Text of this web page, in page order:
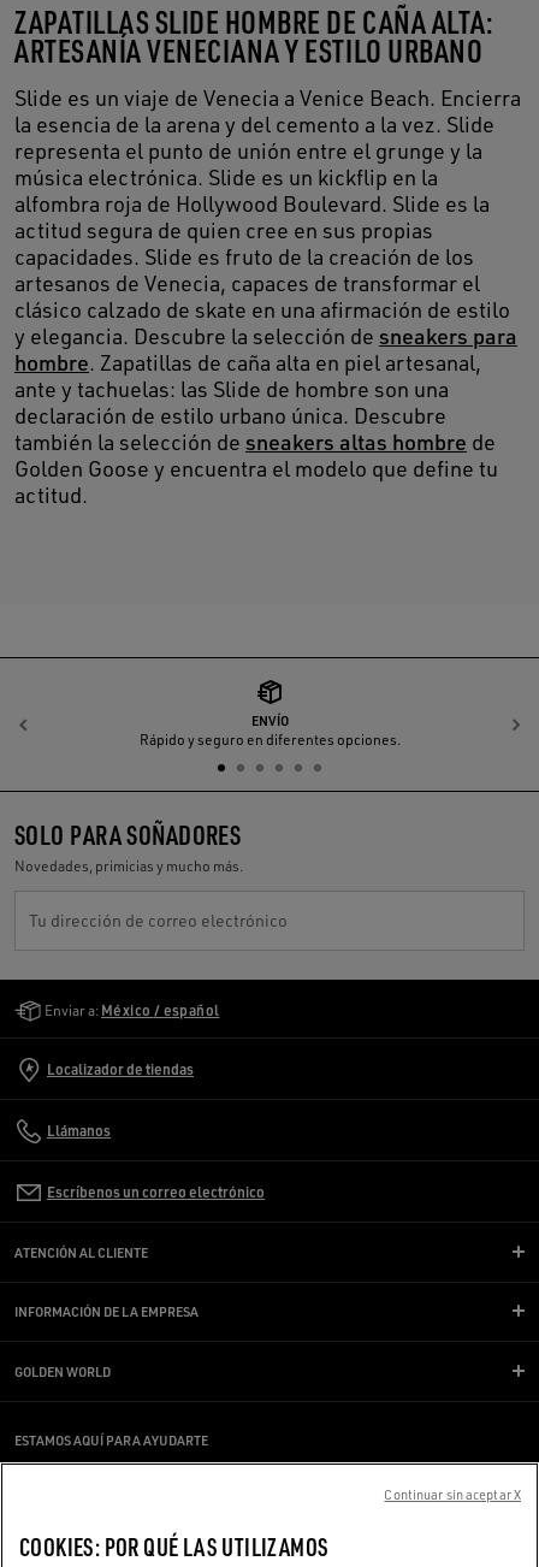
ZAPATILLAS SLIDE HOMBRE DE CAÑA ALTA:
ARTESANÍA VENECIANA Y ESTILO URBANO
Slide es un viaje de Venecia a Venice Beach. Encierra
la esencia de la arena y del cemento a la vez. Slide
representa el punto de unión entre el grunge y la
música electrónica. Slide es un kickflip en la
alfombra roja de Hollywood Boulevard. Slide es la
actitud segura de quien cree en sus propias
capacidades. Slide es fruto de la creación de los
artesanos de Venecia, capaces de transformar el
clásico calzado de skate en una afirmación de estilo
y elegancia. Descubre la selección de sneakers para
hombre. Zapatillas de caña alta en piel artesanal,
ante y tachuelas: las Slide de hombre son una
declaración de estilo urbano única. Descubre
también la selección de sneakers altas hombre de
Golden Goose y encuentra el modelo que define tu
actitud.
ENVÍO
Rápido y seguro en diferentes opciones.
Anterior
SOLO PARA SOÑADORES
Novedades, primicias y mucho más.
Tu dirección de correo electrónico
Enviar a: México / español
Localizador de tiendas
Llámanos
Escríbenos un correo electrónico
ATENCIÓN AL CLIENTE
INFORMACIÓN DE LA EMPRESA
GOLDEN WORLD
ESTAMOS AQUÍ PARA AYUDARTE
¿Estás usando un lector de pantalla y estás teniendo problemas?
COOKIES: POR QUÉ LAS UTILIZAMOS
Continuar sin aceptar X